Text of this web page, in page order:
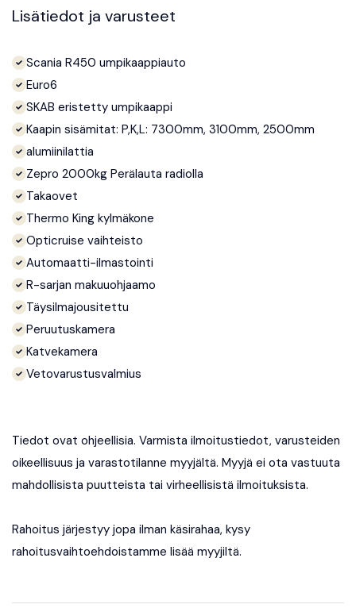
Lisätiedot ja varusteet
Scania R450 umpikaappiauto
Euro6
SKAB eristetty umpikaappi
Kaapin sisämitat: P,K,L: 7300mm, 3100mm, 2500mm
alumiinilattia
Zepro 2000kg Perälauta radiolla
Takaovet
Thermo King kylmäkone
Opticruise vaihteisto
Automaatti-ilmastointi
R-sarjan makuuohjaamo
Täysilmajousitettu
Peruutuskamera
Katvekamera
Vetovarustusvalmius
Tiedot ovat ohjeellisia. Varmista ilmoitustiedot, varusteiden
oikeellisuus ja varastotilanne myyjältä. Myyjä ei ota vastuuta
mahdollisista puutteista tai virheellisistä ilmoituksista.
Rahoitus järjestyy jopa ilman käsirahaa, kysy
rahoitusvaihtoehdoistamme lisää myyjiltä.